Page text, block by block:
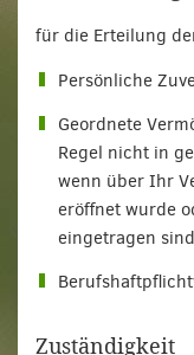
für die Erteilung
Persönliche
Geordnete
Regel nicht in
wenn über Ihr
eröffnet wurde
eingetragen
Zuständigkeit